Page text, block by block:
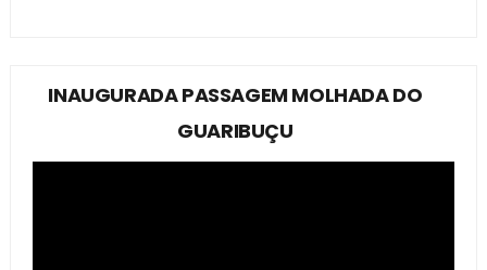
INAUGURADA PASSAGEM MOLHADA DO
GUARIBUÇU